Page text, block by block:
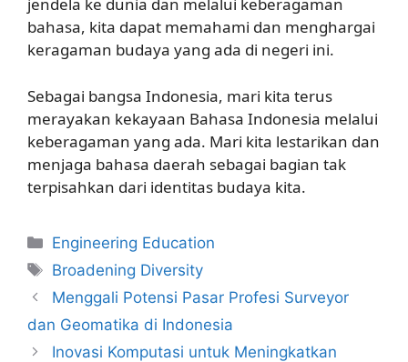
bahasa, kita dapat memahami dan menghargai
keragaman budaya yang ada di negeri ini.
Sebagai bangsa Indonesia, mari kita terus
merayakan kekayaan Bahasa Indonesia melalui
keberagaman yang ada. Mari kita lestarikan dan
menjaga bahasa daerah sebagai bagian tak
terpisahkan dari identitas budaya kita.
Kategori
Engineering Education
Tag
Broadening Diversity
Menggali Potensi Pasar Profesi Surveyor
dan Geomatika di Indonesia
Inovasi Komputasi untuk Meningkatkan